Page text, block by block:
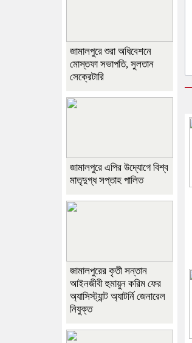
জামালপুরে শুরা অধিবেশনে
মোস্তফা সভাপতি, সুলতান
সেক্রেটারি
জামালপুরে এপির উদ্যোগে বিশ্ব
মাতৃদুগ্ধ সপ্তাহ পালিত
জামালপুরের কৃতী সন্তান
আইনজীবী হুমায়ুন করিম ফের
অ্যাসিস্ট্যান্ট অ্যাটর্নি জেনারেল
নিযুক্ত